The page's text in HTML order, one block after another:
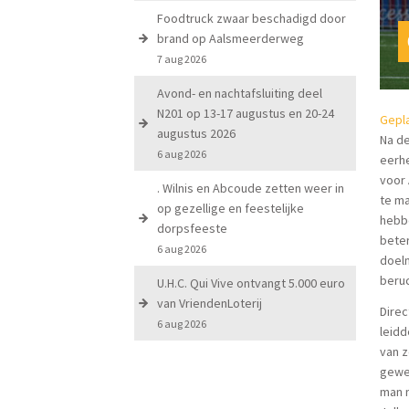
Foodtruck zwaar beschadigd door
brand op Aalsmeerderweg
7 aug 2026
Avond- en nachtafsluiting deel
N201 op 13-17 augustus en 20-24
augustus 2026
6 aug 2026
. Wilnis en Abcoude zetten weer in
op gezellige en feestelijke
dorpsfeeste
6 aug 2026
U.H.C. Qui Vive ontvangt 5.000 euro
van VriendenLoterij
6 aug 2026
Na
voor
te
van
man